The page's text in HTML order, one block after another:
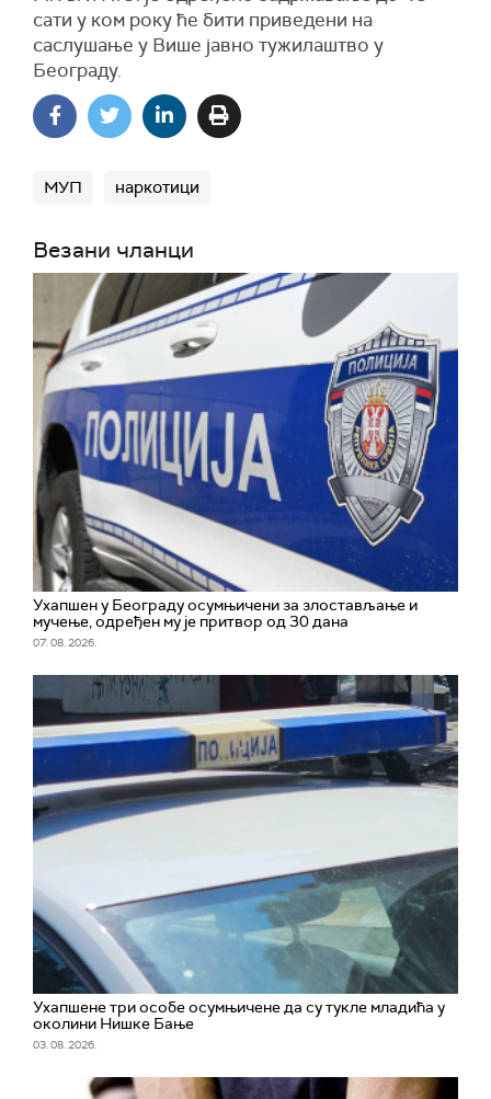
сати у ком року ће бити приведени на
саслушање у Више јавно тужилаштво у
Београду.
МУП наркотици
Везани чланци
Ухапшен у Београду осумњичени за злостављање и
мучење, одређен му је притвор од 30 дана
07. 08. 2026.
Ухапшенe три особе осумњичене да су тукле младића у
околини Нишке Бање
03. 08. 2026.